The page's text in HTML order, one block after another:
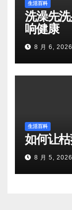
生活百科
洗澡先
响健康
8 月 6, 2026
生活百科
如何让
8 月 5, 2026